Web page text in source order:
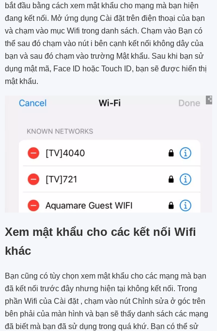
bắt đầu bằng cách xem mật khẩu cho mạng mà bạn hiện
đang kết nối. Mở ứng dụng Cài đặt trên điện thoại của bạn
và chạm vào mục Wifi trong danh sách. Chạm vào Bạn có
thể sau đó chạm vào nút i bên cạnh kết nối không dây của
bạn và sau đó chạm vào trường Mật khẩu. Sau khi bạn sử
dụng mật mã, Face ID hoặc Touch ID, bạn sẽ được hiển thị
mật khẩu.
Xem mật khẩu cho các kết nối Wifi
khác
Bạn cũng có tùy chọn xem mật khẩu cho các mạng mà bạn
đã kết nối trước đây nhưng hiện tại không kết nối. Trong
phần Wifi của Cài đặt , chạm vào nút Chỉnh sửa ở góc trên
bên phải của màn hình và bạn sẽ thấy danh sách các mạng
đã biết mà bạn đã sử dụng trong quá khứ. Bạn có thể sử